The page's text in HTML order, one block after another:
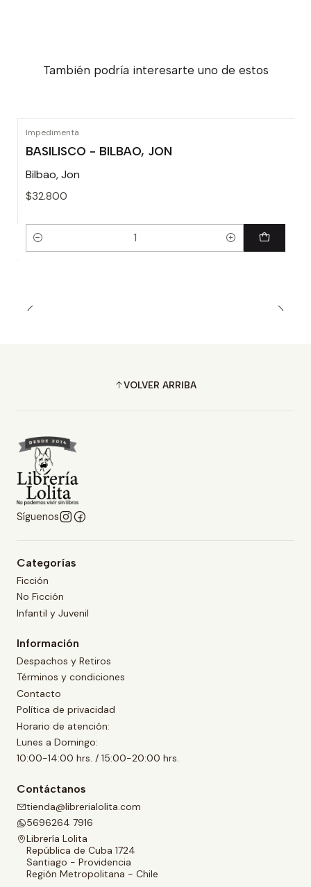
También podría interesarte uno de estos
Impedimenta
BASILISCO - BILBAO, JON
Bilbao, Jon
$32.800
Cantidad
VOLVER ARRIBA
Síguenos
Categorías
Ficción
No Ficción
Infantil y Juvenil
Información
Despachos y Retiros
Términos y condiciones
Contacto
Política de privacidad
Horario de atención:
Lunes a Domingo:
10:00-14:00 hrs. / 15:00-20:00 hrs.
Contáctanos
tienda@librerialolita.com
5696264 7916
Librería Lolita
República de Cuba 1724
Santiago - Providencia
Región Metropolitana - Chile